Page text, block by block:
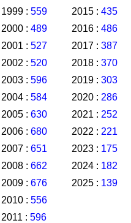
1999 : 559
2000 : 489
2001 : 527
2002 : 520
2003 : 596
2004 : 584
2005 : 630
2006 : 680
2007 : 651
2008 : 662
2009 : 676
2010 : 556
2011 : 596
2015 : 435
2016 : 486
2017 : 387
2018 : 370
2019 : 303
2020 : 286
2021 : 252
2022 : 221
2023 : 175
2024 : 182
2025 : 139